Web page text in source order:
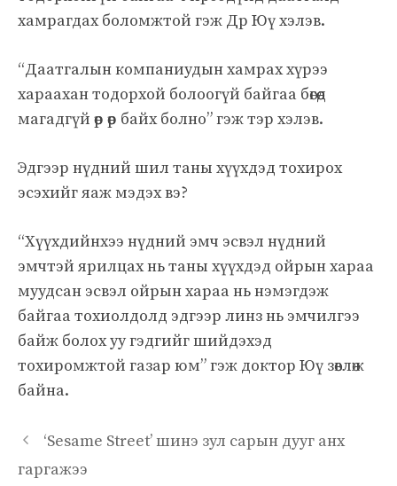
хамрагдах боломжтой гэж Др Юү хэлэв.
“Даатгалын компаниудын хамрах хүрээ
хараахан тодорхой болоогүй байгаа бөгөөд
магадгүй өөр өөр байх болно” гэж тэр хэлэв.
Эдгээр нүдний шил таны хүүхдэд тохирох
эсэхийг яаж мэдэх вэ?
“Хүүхдийнхээ нүдний эмч эсвэл нүдний
эмчтэй ярилцах нь таны хүүхдэд ойрын хараа
муудсан эсвэл ойрын хараа нь нэмэгдэж
байгаа тохиолдолд эдгээр линз нь эмчилгээ
байж болох уу гэдгийг шийдэхэд
тохиромжтой газар юм” гэж доктор Юү зөвлөж
байна.
‘Sesame Street’ шинэ зул сарын дууг анх
гаргажээ